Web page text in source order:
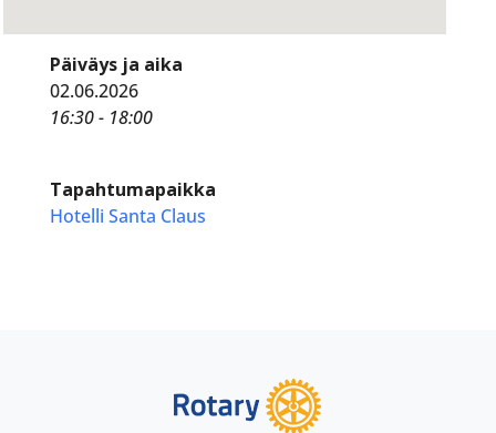
Päiväys ja aika
02.06.2026
16:30 - 18:00
Tapahtumapaikka
Hotelli Santa Claus